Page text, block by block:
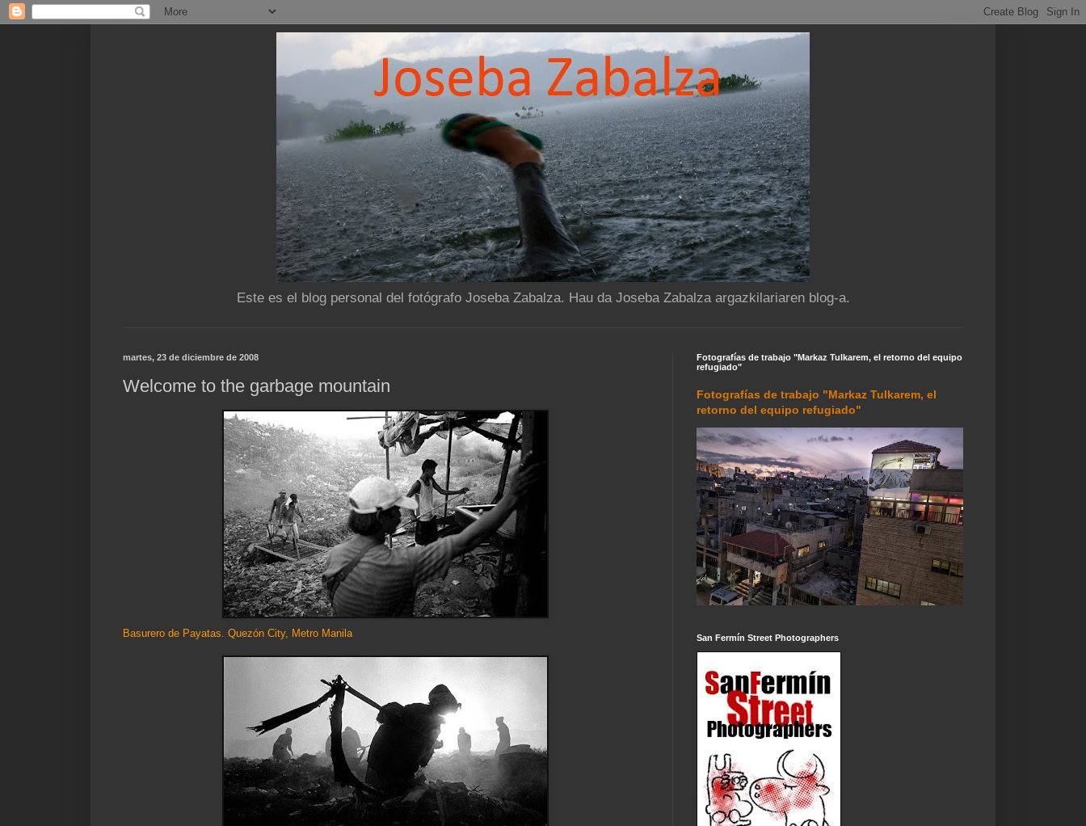
Este es el blog personal del fotógrafo Joseba Zabalza. Hau da Joseba Zabalza argazkilariaren blog-a.
martes, 23 de diciembre de 2008
Welcome to the garbage mountain
Basurero de Payatas. Quezón City, Metro Manila
Fotografías de trabajo "Markaz Tulkarem, el retorno del equipo
refugiado"
Fotografías de trabajo "Markaz Tulkarem, el
retorno del equipo refugiado"
San Fermín Street Photographers